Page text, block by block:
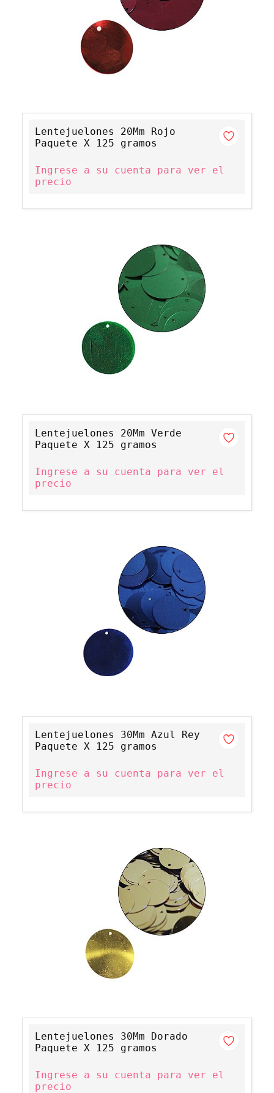
Lentejuelones 20Mm Rojo
Paquete X 125 gramos
Ingrese a su cuenta para ver el
precio
Lentejuelones 20Mm Verde
Paquete X 125 gramos
Ingrese a su cuenta para ver el
precio
Lentejuelones 30Mm Azul Rey
Paquete X 125 gramos
Ingrese a su cuenta para ver el
precio
Lentejuelones 30Mm Dorado
Paquete X 125 gramos
Ingrese a su cuenta para ver el
precio